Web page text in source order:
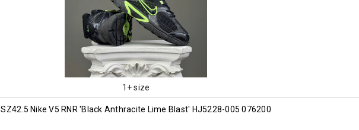
1+ size
SZ42.5 Nike V5 RNR 'Black Anthracite Lime Blast' HJ5228-005 076200